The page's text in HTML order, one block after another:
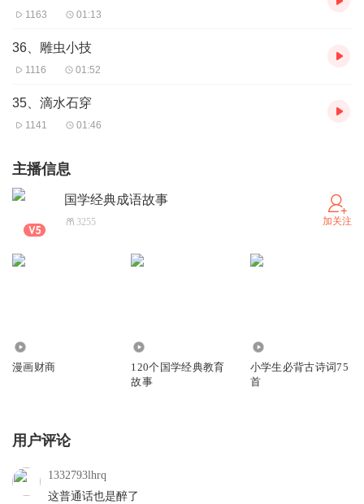
1163 01:13
36、雕虫小技
1116 01:52
35、滴水石穿
1141 01:46
主播信息
国学经典成语故事
3255 加关注
漫画财商
120个国学经典教育
故事
小学生必背古诗词75
首
用户评论
1332793lhrq
这普通话也是醉了